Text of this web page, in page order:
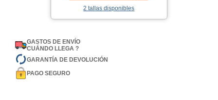
2 tallas disponibles
GASTOS DE ENVÍO
CUÁNDO LLEGA ?
GARANTÍA DE DEVOLUCIÓN
PAGO SEGURO